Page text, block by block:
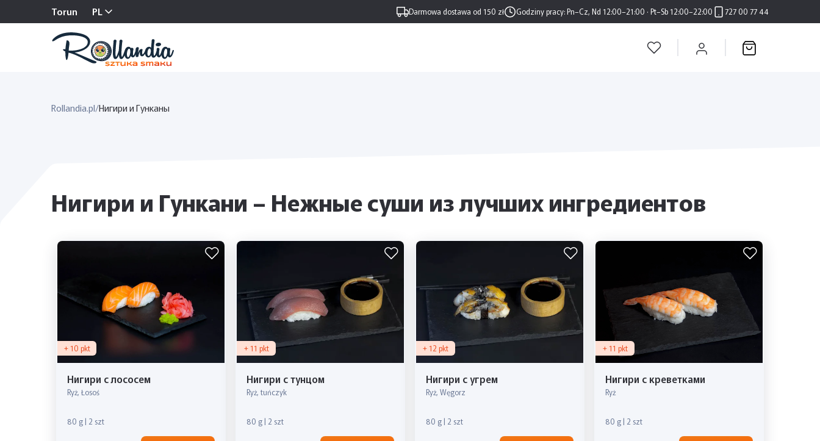
Torun PL Darmowa dostawa od 150 zł Godziny pracy:Pn–Cz, Nd 12:00–21:00 · Pt–Sb 12:00–22:00 727 00 77 44
Rollandia.pl/Нигири и Гунканы
Нигири и Гункани – Нежные суши из лучших ингредиентов
+ 10 pkt
Нигири с лососем
Ryż, Łosoś
80 g | 2 szt
+ 11 pkt
Нигири с тунцом
Ryż, tuńczyk
80 g | 2 szt
+ 12 pkt
Нигири с угрем
Ryż, Węgorz
80 g | 2 szt
+ 11 pkt
Нигири с креветками
Ryż
80 g | 2 szt